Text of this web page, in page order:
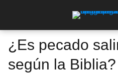
¿Es pecado
según la Biblia?